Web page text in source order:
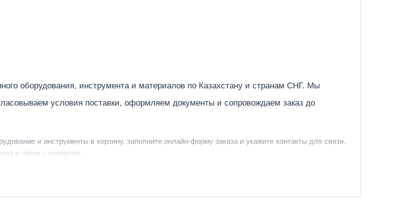
оборудования, инструмента и материалов по Казахстану и странам СНГ. Мы
условия поставки, оформляем документы и сопровождаем заказ до
и инструменты в корзину, заполните онлайн-форму заказа и укажите контакты для связи.
и связи с клиентом.
уточнить детали, рассчитать стоимость поставки и предложить удобный вариант доставки.